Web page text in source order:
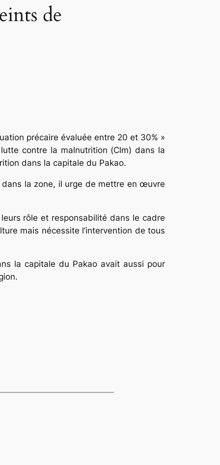
de
précaire évaluée entre 20 et 30% »
contre la malnutrition (Clm) dans la
dans la capitale du Pakao.
dans la zone, il urge de mettre en œuvre
rôle et responsabilité dans le cadre
mais nécessite l’intervention de tous
la capitale du Pakao avait aussi pour